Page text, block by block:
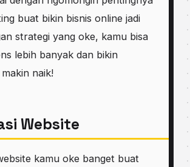
buat bikin bisnis online jadi
strategi yang oke, kamu bisa
lebih banyak dan bikin
naik!
Website
kamu oke banget buat